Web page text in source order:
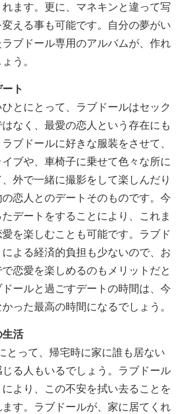
ます。更に、マネキンと違って写
える事も可能です。自分の夢がい
ブドール専用のアルバムが、作れ
う。
ト
とにとって、ラブドールはセック
なく、最愛の恋人という存在にも
ブドールに好きな服装をさせて、
ブや、車椅子に乗せて色々な所に
外で一緒に撮影をして楽しんだり
恋人とのデートそのものです。今
デートをすることにより、これま
を楽しむことも可能です。ラブド
よる経済的負担も少ないので、お
恋愛を楽しめるのもメリットだと
ールと過ごすデートの時間は、今
った最高の時間になるでしょう。
生活
とって、帰宅時に家に誰も居ない
る人もいるでしょう。ラブドール
より、この不安を拭い去ることを
す。ラブドールが、家に居てくれ